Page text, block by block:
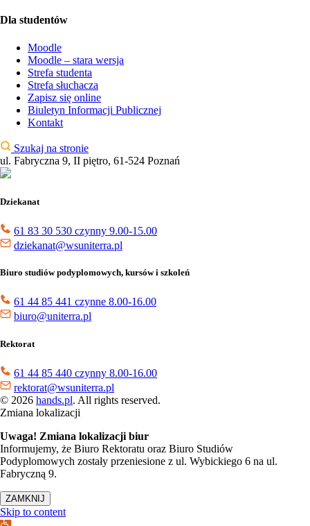
Dla studentów
Moodle
Moodle – stara wersja
Strefa studenta
Strefa słuchacza
Zapisz się online
Biuletyn Informacji Publicznej
Kontakt
Szukaj na stronie
ul. Fabryczna 9, II piętro, 61-524 Poznań
Dziekanat
61 83 30 530 czynny 9.00-15.00
dziekanat@wsuniterra.pl
Biuro studiów podyplomowych, kursów i szkoleń
61 44 85 441 czynne 8.00-16.00
biuro@uniterra.pl
Rektorat
61 44 85 440 czynny 8.00-16.00
rektorat@wsuniterra.pl
© 2026 hands.pl. All rights reserved.
Zmiana lokalizacji
Uwaga! Zmiana lokalizacji biur
Informujemy, że Biuro Rektoratu oraz Biuro Studiów
Podyplomowych zostały przeniesione z ul. Wybickiego 6 na ul.
Fabryczną 9.
ZAMKNIJ
Skip to content
Open toolbar